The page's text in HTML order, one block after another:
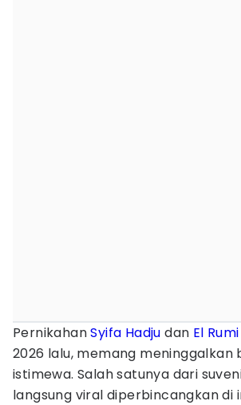
PernikahanSyifa Hadju dan El Rumi
2026 lalu, memang meninggalkan
istimewa. Salah satunya dari
langsung viral diperbincangkan di